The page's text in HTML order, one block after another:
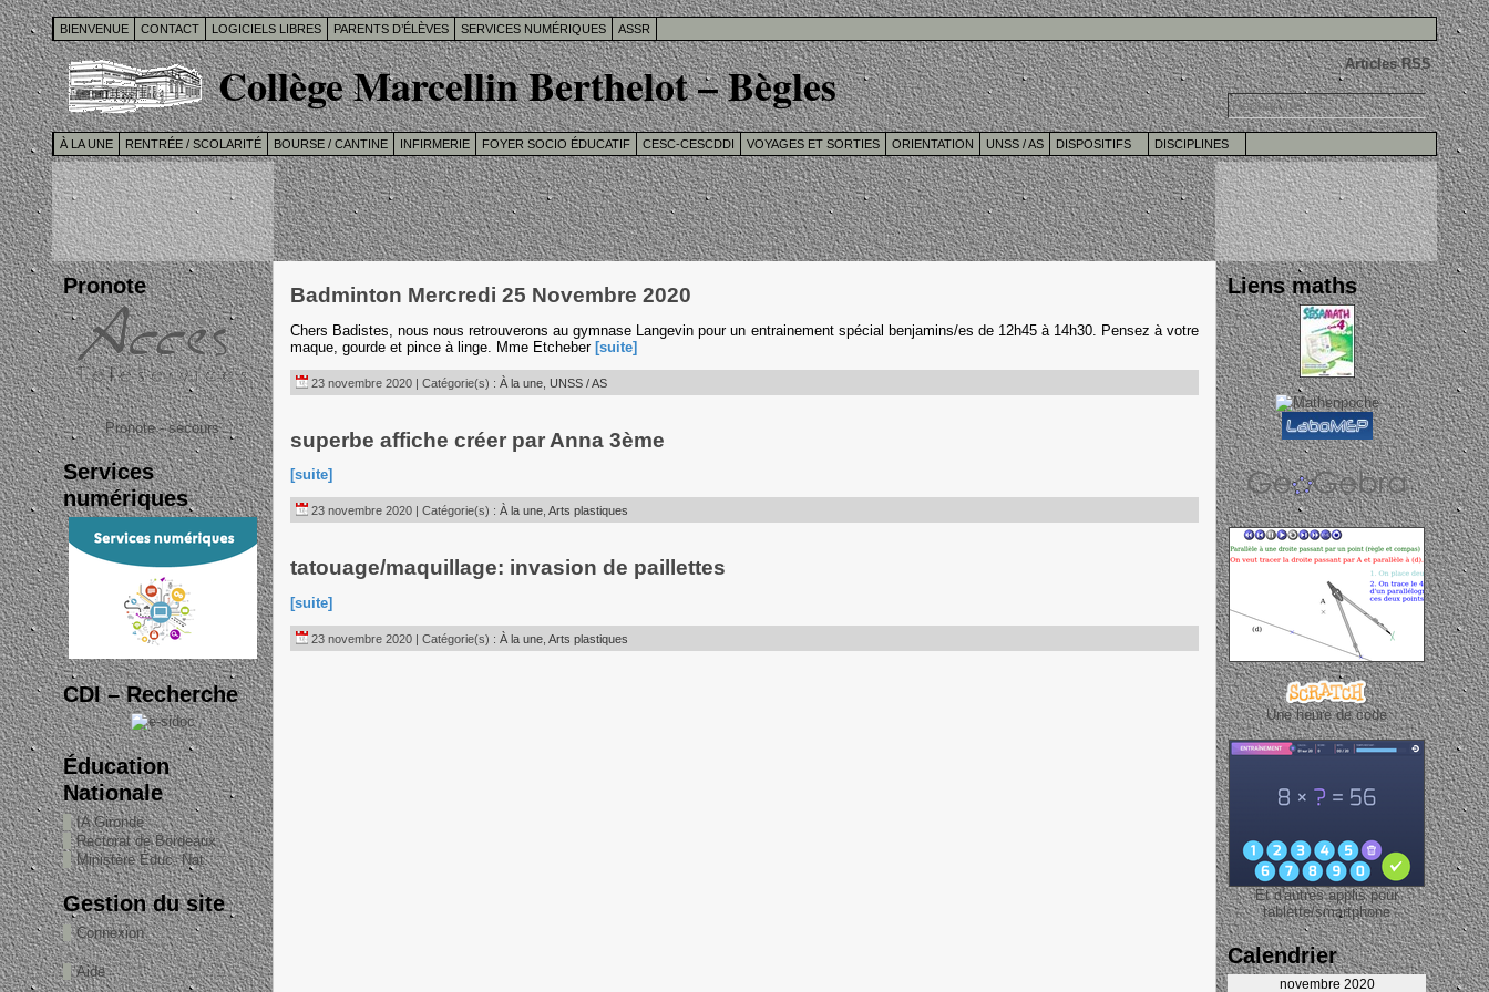
BIENVENUE CONTACT LOGICIELS LIBRES PARENTS D’ÉLÈVES SERVICES NUMÉRIQUES ASSR
Collège Marcellin Berthelot – Bègles Articles RSS
À LA UNE RENTRÉE / SCOLARITÉ BOURSE / CANTINE INFIRMERIE FOYER SOCIO ÉDUCATIF CESC-CESCDDI VOYAGES ET SORTIES ORIENTATION UNSS / AS DISPOSITIFS DISCIPLINES
Pronote
Pronote - secours
Services
numériques
CDI – Recherche
Éducation
Nationale
IA Gironde
Rectorat de Bordeaux
Ministère Éduc. Nat.
Gestion du site
Connexion
Aide
Badminton Mercredi 25 Novembre 2020
Chers Badistes, nous nous retrouverons au gymnase Langevin pour un entrainement spécial benjamins/es de 12h45 à 14h30. Pensez à votre
maque, gourde et pince à linge. Mme Etcheber [suite]
23 novembre 2020 | Catégorie(s) : À la une UNSS / AS
superbe affiche créer par Anna 3ème
[suite]
23 novembre 2020 | Catégorie(s) : À la une Arts plastiques
tatouage/maquillage: invasion de paillettes
[suite]
23 novembre 2020 | Catégorie(s) : À la une Arts plastiques
Liens maths
Une heure de code
Et d'autres applis pour
tablette/smartphone
Calendrier
novembre 2020